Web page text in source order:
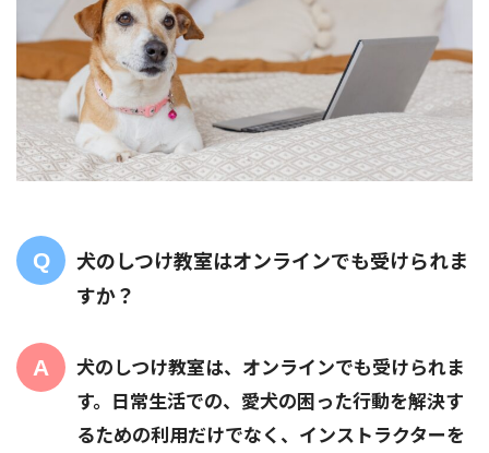
犬のしつけ教室はオンラインでも受けられま
すか？
犬のしつけ教室は、オンラインでも受けられま
す。日常生活での、愛犬の困った行動を解決す
るための利用だけでなく、インストラクターを